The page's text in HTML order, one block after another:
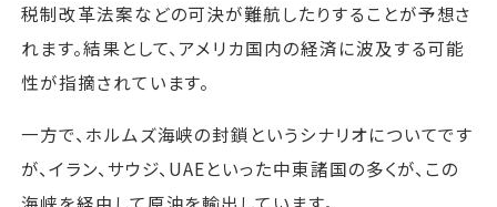
税制改革法案などの可決が難航したりすることが予想さ
れます。結果として、アメリカ国内の経済に波及する可能
性が指摘されています。
一方で、ホルムズ海峡の封鎖というシナリオについてです
が、イラン、サウジ、UAEといった中東諸国の多くが、この
海峡を経由して原油を輸出しています。